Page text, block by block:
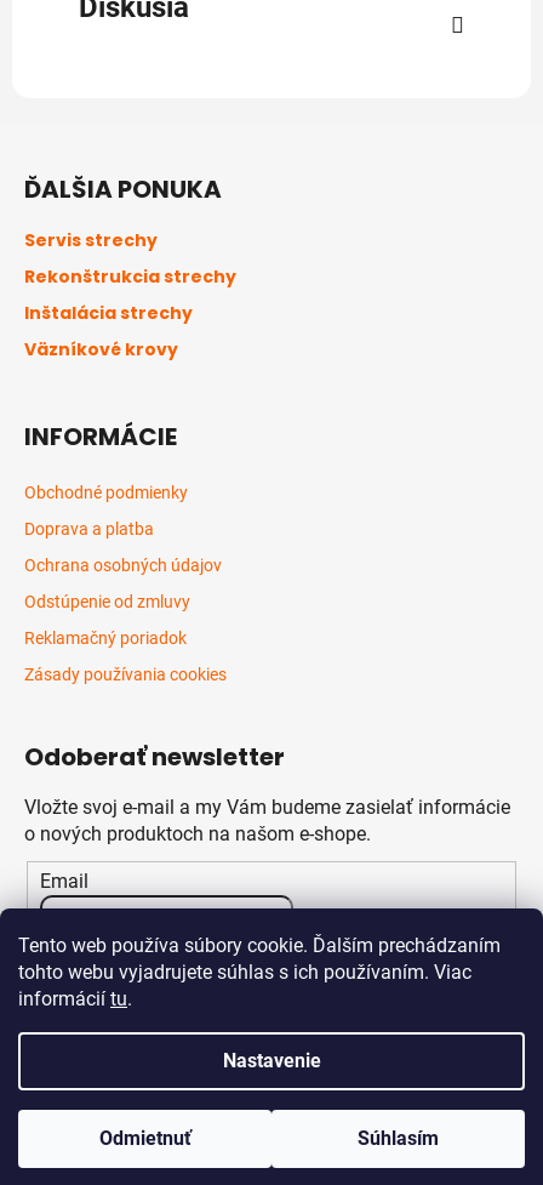
Tento web používa súbory cookie. Ďalším prechádzaním
tohto webu vyjadrujete súhlas s ich používaním. Viac
informácií tu.
Nastavenie
Odmietnuť Súhlasím
ĎALŠIA PONUKA
Servis strechy
Rekonštrukcia strechy
Inštalácia strechy
Väzníkové krovy
INFORMÁCIE
Obchodné podmienky
Doprava a platba
Ochrana osobných údajov
Odstúpenie od zmluvy
Reklamačný poriadok
Zásady používania cookies
Odoberať newsletter
Vložte svoj e-mail a my Vám budeme zasielať informácie
o nových produktoch na našom e-shope.
Email
Vložením e-mailu súhlasíte spodmienkami ochrany
osobných údajov
PRIHLÁSIŤ SA
Copyright 2026Klikstav.sk. Všetky práva vyhradené.